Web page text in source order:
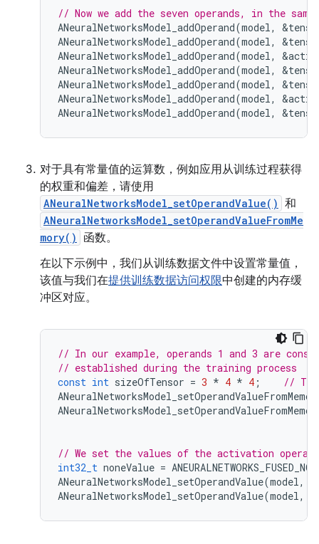
// Now we add the seven operands, in the
ANeuralNetworksModel_addOperand(model, &
ANeuralNetworksModel_addOperand(model, &
ANeuralNetworksModel_addOperand(model, &
ANeuralNetworksModel_addOperand(model, &
ANeuralNetworksModel_addOperand(model, &
ANeuralNetworksModel_addOperand(model, &
ANeuralNetworksModel_addOperand(model, &
对于具有常量值的运算数，例如应用从训练过程获得
的权重和偏差，请使用
ANeuralNetworksModel_setOperandValue() 和
ANeuralNetworksModel_setOperandValueFromMe
mory()
函数。
在以下示例中，我们从训练数据文件中设置常量值，
该值与我们在提供训练数据访问权限中创建的内存缓
冲区对应。
// In our example, operands 1 and 3 are
// established during the training process
const int sizeOfTensor = 3 * 4 * 4 ;
//
// We set the values of the activation
int32_t noneValue =
ANeuralNetworksModel_setOperandValue(model,
ANeuralNetworksModel_setOperandValue(model,